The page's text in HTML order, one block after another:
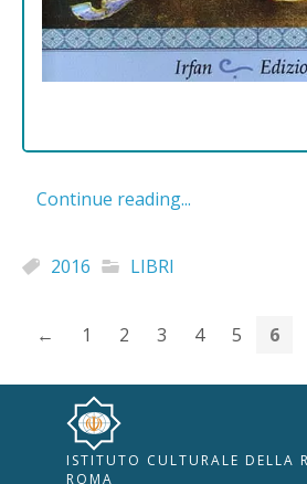
Continue reading...
2016 LIBRI
← 1 2 3 4 5 6
ISTITUTO CULTURALE DELLA
ROMA
RIPRISTINA